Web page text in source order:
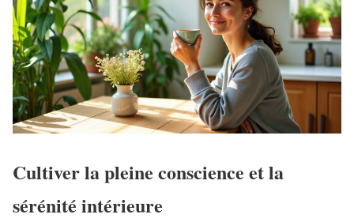
Cultiver la pleine conscience et la
sérénité intérieure